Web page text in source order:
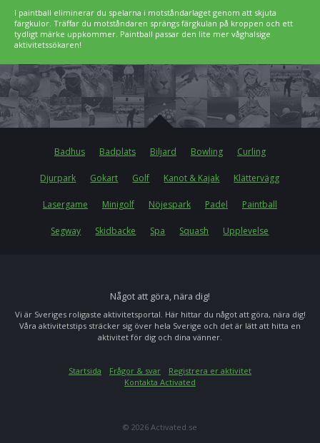
I paintball eliminerar du spelarna i motståndarlaget genom att skjuta
färgkulor. Träffar du motståndaren sprängs färgkulan på kroppen och ett
tydligt märke uppkommer. Paintball passar den lite mer våghalsige
aktivitetssökaren!
Badhus Badplats Biljard Bowling Curling
Djurpark Gokart Golf Kanot & Kajak Klättervägg
Lasergame Minigolf Nöjespark Padel Paintball
Segway Skidbacke Spa Squash Upplevelse
Något att göra, nära dig!
Vi är Sveriges roligaste aktivitetsportal. Här hittar du något att göra, nära dig!
Våra aktivitetstips sträcker sig över hela Sverige och det är lätt att hitta en
aktivitet för dig och dina vänner.
Startsida Frågor & svar
Registrera er aktivitet
Kontakta Activated
© 2026 Activated.se